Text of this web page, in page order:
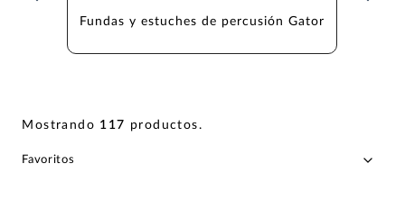
Fundas y estuches de percusión Gator
Mostrando 117 productos.